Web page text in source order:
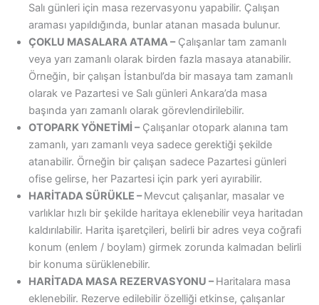
Salı günleri için masa rezervasyonu yapabilir. Çalışan
araması yapıldığında, bunlar atanan masada bulunur.
ÇOKLU MASALARA ATAMA –Çalışanlar tam zamanlı
veya yarı zamanlı olarak birden fazla masaya atanabilir.
Örneğin, bir çalışan İstanbul’da bir masaya tam zamanlı
olarak ve Pazartesi ve Salı günleri Ankara’da masa
başında yarı zamanlı olarak görevlendirilebilir.
OTOPARK YÖNETİMİ –Çalışanlar otopark alanına tam
zamanlı, yarı zamanlı veya sadece gerektiği şekilde
atanabilir. Örneğin bir çalışan sadece Pazartesi günleri
ofise gelirse, her Pazartesi için park yeri ayırabilir.
HARİTADA SÜRÜKLE –Mevcut çalışanlar, masalar ve
varlıklar hızlı bir şekilde haritaya eklenebilir veya haritadan
kaldırılabilir. Harita işaretçileri, belirli bir adres veya coğrafi
konum (enlem / boylam) girmek zorunda kalmadan belirli
bir konuma sürüklenebilir.
HARİTADA MASA REZERVASYONU –Haritalara masa
eklenebilir. Rezerve edilebilir özelliği etkinse, çalışanlar